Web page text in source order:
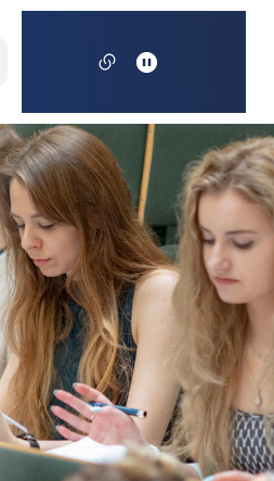
wyszukiwaną